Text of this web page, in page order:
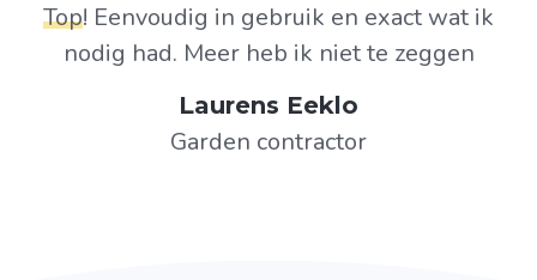
Top! Eenvoudig in gebruik en exact wat ik
nodig had. Meer heb ik niet te zeggen
Laurens Eeklo
Garden contractor